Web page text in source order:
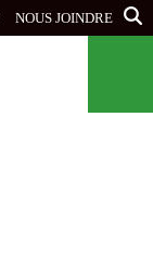
NOUS JOINDRE